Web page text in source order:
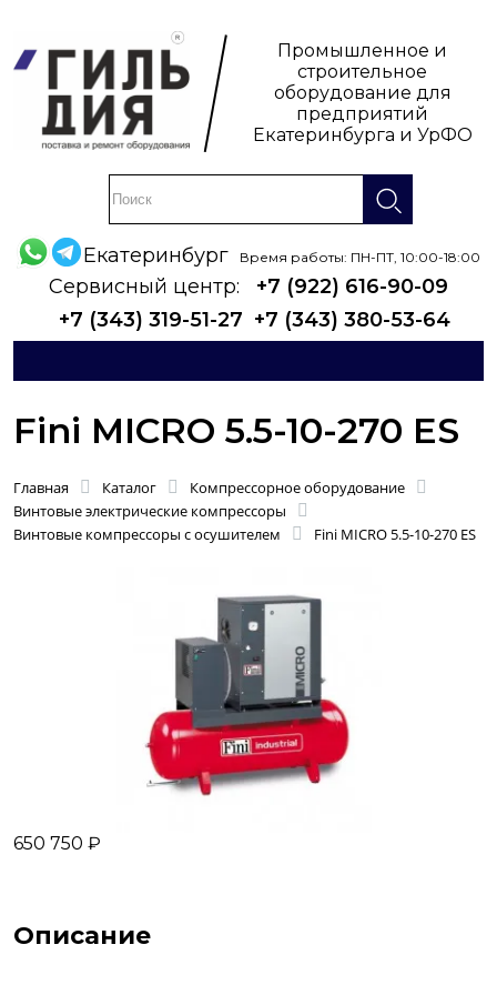
Промышленное и
строительное
оборудование для
предприятий
Екатеринбурга и УрФО
Екатеринбург Время работы: ПН-ПТ, 10:00-18:00
Сервисный центр:
+7 (922) 616-90-09
+7 (343) 319-51-27 +7 (343) 380-53-64
Fini MICRO 5.5-10-270 ES
Главная Каталог
Компрессорное оборудование
Винтовые электрические компрессоры
Винтовые компрессоры с осушителем
Fini MICRO 5.5-10-270 ES
650 750 ₽
Описание